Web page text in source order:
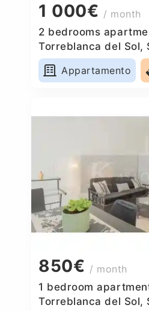
1 000€ / month
2 bedrooms
Torreblanca del Sol,
Appartamento
850€ / month
1 bedroom
Torreblanca del Sol,